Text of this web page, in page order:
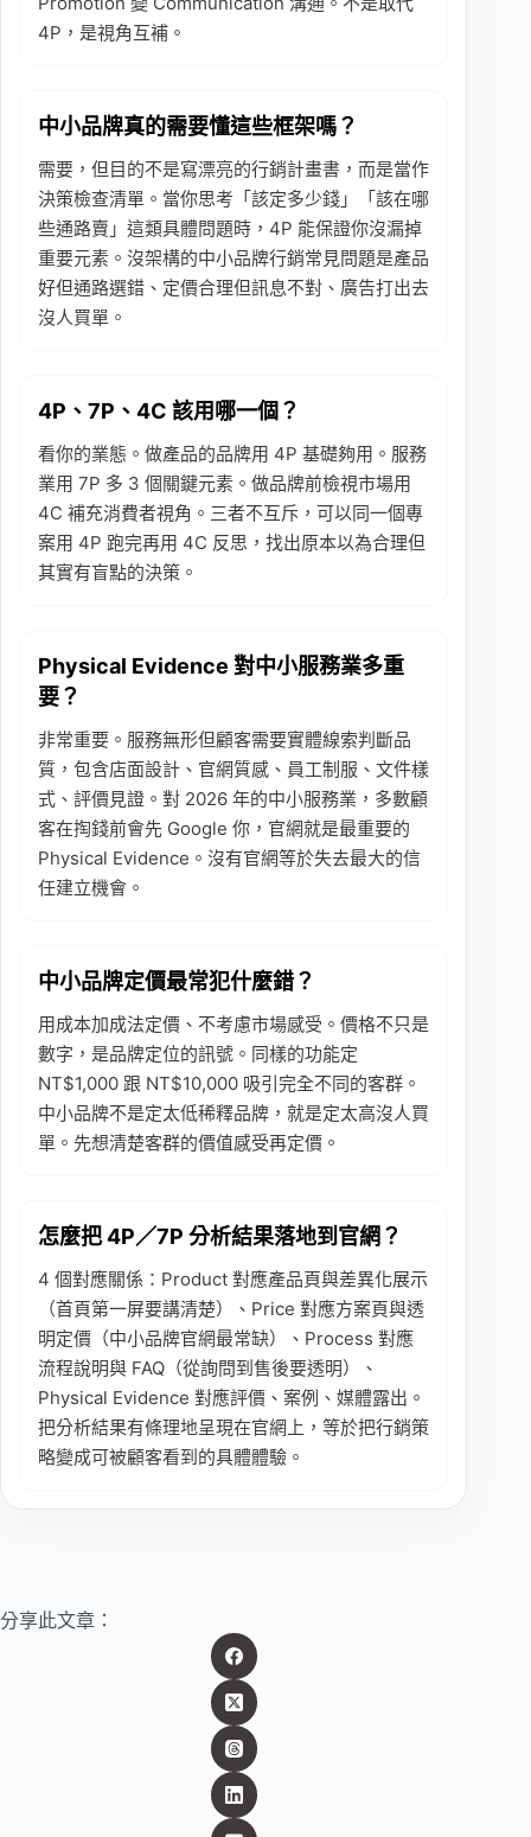
4P，是視角互補。
中小品牌真的需要懂這些框架嗎？
需要，但目的不是寫漂亮的行銷計畫書，而是當作
決策檢查清單。當你思考「該定多少錢」「該在哪
些通路賣」這類具體問題時，4P 能保證你沒漏掉
重要元素。沒架構的中小品牌行銷常見問題是產品
好但通路選錯、定價合理但訊息不對、廣告打出去
沒人買單。
4P、7P、4C 該用哪一個？
看你的業態。做產品的品牌用 4P 基礎夠用。服務
業用 7P 多 3 個關鍵元素。做品牌前檢視市場用
4C 補充消費者視角。三者不互斥，可以同一個專
案用 4P 跑完再用 4C 反思，找出原本以為合理但
其實有盲點的決策。
Physical Evidence 對中小服務業多重
要？
非常重要。服務無形但顧客需要實體線索判斷品
質，包含店面設計、官網質感、員工制服、文件樣
式、評價見證。對 2026 年的中小服務業，多數顧
客在掏錢前會先 Google 你，官網就是最重要的
Physical Evidence。沒有官網等於失去最大的信
任建立機會。
中小品牌定價最常犯什麼錯？
用成本加成法定價、不考慮市場感受。價格不只是
數字，是品牌定位的訊號。同樣的功能定
NT$1,000 跟 NT$10,000 吸引完全不同的客群。
中小品牌不是定太低稀釋品牌，就是定太高沒人買
單。先想清楚客群的價值感受再定價。
怎麼把 4P／7P 分析結果落地到官網？
4 個對應關係：Product 對應產品頁與差異化展示
（首頁第一屏要講清楚）、Price 對應方案頁與透
明定價（中小品牌官網最常缺）、Process 對應
流程說明與 FAQ（從詢問到售後要透明）、
Physical Evidence 對應評價、案例、媒體露出。
把分析結果有條理地呈現在官網上，等於把行銷策
略變成可被顧客看到的具體體驗。
分享此文章：